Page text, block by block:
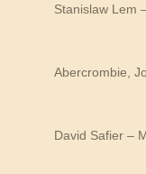
Stanislaw Lem
Abercrombie,
David Safier –